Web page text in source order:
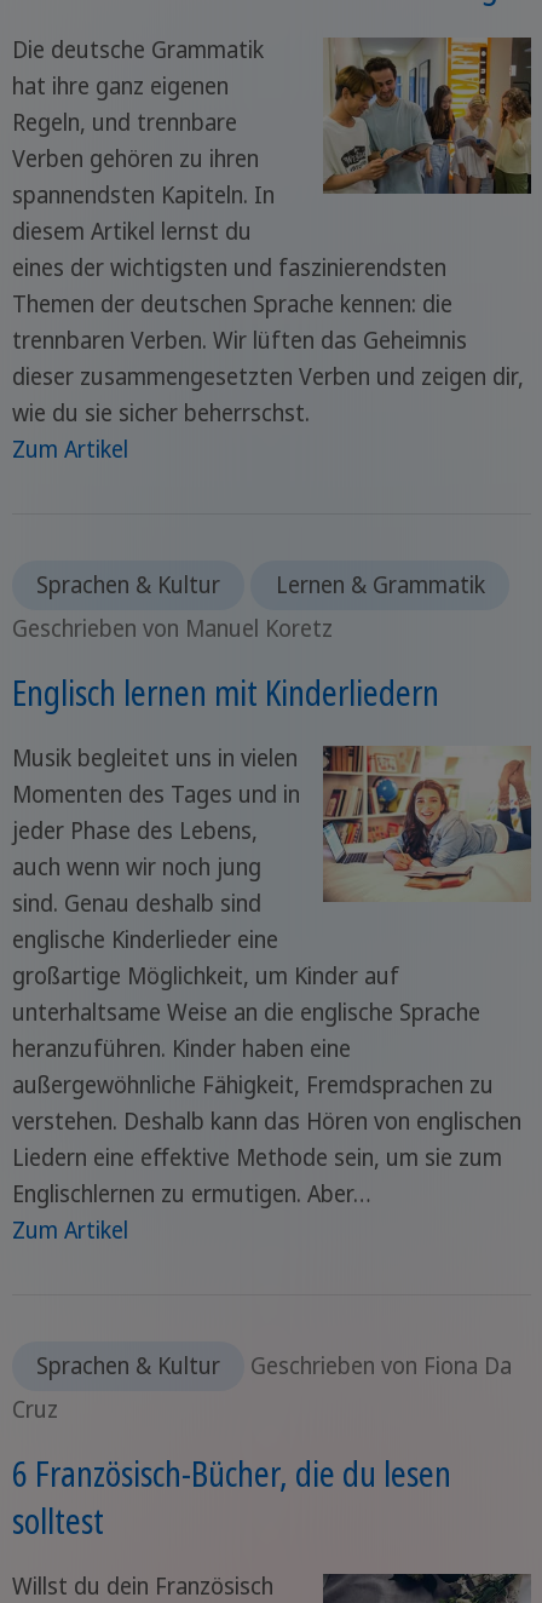
Die deutsche Grammatik
hat ihre ganz eigenen
Regeln, und trennbare
Verben gehören zu ihren
spannendsten Kapiteln. In
diesem Artikel lernst du
eines der wichtigsten und faszinierendsten
Themen der deutschen Sprache kennen: die
trennbaren Verben. Wir lüften das Geheimnis
dieser zusammengesetzten Verben und zeigen dir,
wie du sie sicher beherrschst.
Zum Artikel
Sprachen & Kultur
Lernen & Grammatik
Geschrieben von Manuel Koretz
Englisch lernen mit Kinderliedern
Musik begleitet uns in vielen
Momenten des Tages und in
jeder Phase des Lebens,
auch wenn wir noch jung
sind. Genau deshalb sind
englische Kinderlieder eine
großartige Möglichkeit, um Kinder auf
unterhaltsame Weise an die englische Sprache
heranzuführen. Kinder haben eine
außergewöhnliche Fähigkeit, Fremdsprachen zu
verstehen. Deshalb kann das Hören von englischen
Liedern eine effektive Methode sein, um sie zum
Englischlernen zu ermutigen. Aber…
Zum Artikel
Sprachen & Kultur
Geschrieben von Fiona Da
Cruz
6 Französisch-Bücher, die du lesen
solltest
Willst du dein Französisch